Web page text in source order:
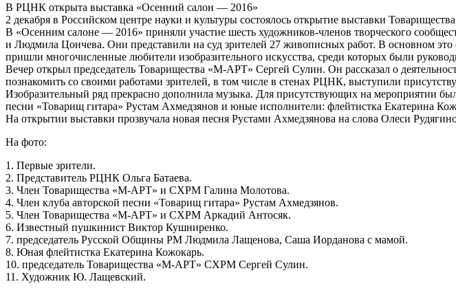
В РЦНК открыта выставка «Осенний салон — 2016»
2 декабря в Российском центре науки и культуры состоялось открытие выставки
В «Осенним салоне — 2016» приняли участие шесть художников-членов творческого
и Людмила Цончева. Они представили на суд зрителей 27 живописных работ. В основном
пришли многочисленные любители изобразительного искусства, среди которых были
Вечер открыл председатель Товарищества «М-АРТ» Сергей Сулин. Он рассказал о
познакомить со своими работами зрителей, в том числе в стенах РЦНК, выступили
Изобразительный ряд прекрасно дополнила музыка. Для присутствующих на мероприятии
песни «Товарищ гитара» Рустам Ахмедзянов и юные исполнители: флейтистка Екатерина
На открытии выставки прозвучала новая песня Рустами Ахмедзянова на слова Олеси
На фото:
1. Первые зрители.
2. Представитель РЦНК Ольга Батаева.
3. Член Товарищества «М-АРТ» и СХРМ Галина Молотова.
4. Член клуба авторской песни «Товарищ гитара» Рустам Ахмедзянов.
5. Член Товарищества «М-АРТ» и СХРМ Аркадий Антосяк.
6. Известный пушкинист Виктор Кушниренко.
7. председатель Русской Общины РМ Людмила Лащенова, Саша Иорданова с мамой.
8. Юная флейтистка Екатерина Кожокарь.
10. председатель Товарищества «М-АРТ» СХРМ Сергей Сулин.
11. Художник Ю. Лащевский.